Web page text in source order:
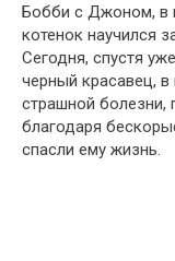
Бобби с Джоном, в
котенок научился
Сегодня, спустя
черный красавец,
страшной болезни,
благодаря
спасли ему жизнь.